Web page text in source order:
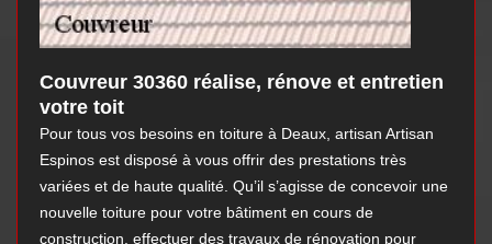
Couvreur 30360 réalise, rénove et entretien
votre toit
Pour tous vos besoins en toiture à Deaux, artisan Artisan
Espinos est disposé à vous offrir des prestations très
variées et de haute qualité. Qu’il s’agisse de concevoir une
nouvelle toiture pour votre bâtiment en cours de
construction, effectuer des travaux de rénovation pour